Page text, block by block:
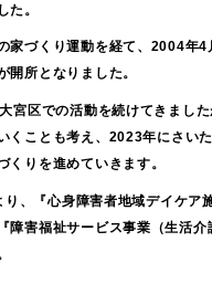
た。
家づくり運動を経て、2004年4
開所となりました。
宮区での活動を続けてきまし
くことも考え、2023年にさい
くりを進めていきます。
、『心身障害者地域デイケア
障害福祉サービス事業（生活